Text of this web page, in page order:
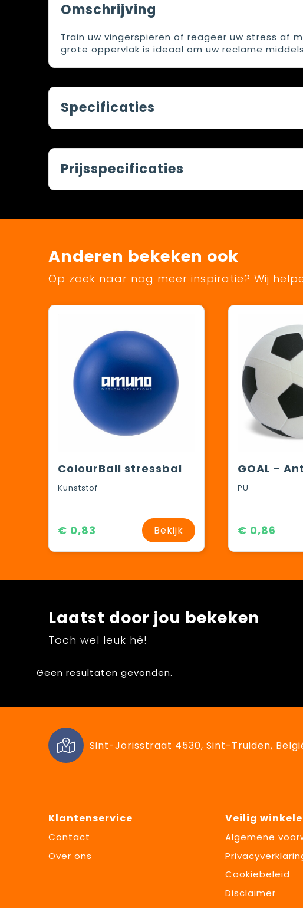
Omschrijving
Train uw vingerspieren of reageer uw stress af
grote oppervlak is ideaal om uw reclame
Specificaties
Prijsspecificaties
Anderen bekeken ook
Op zoek naar nog meer inspiratie? Wij
ColourBall stressbal
Kunststof
€ 0,83 Bekijk
PU
€ 0,86
Laatst door jou bekeken
Toch wel leuk hé!
Geen resultaten gevonden.
Sint-Jorisstraat 4530, Sint-Truiden,
Klantenservice
Contact
Over ons
Veilig
Algemene
Cookiebeleid
Disclaimer